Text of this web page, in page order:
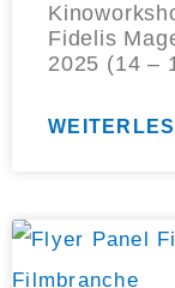
Fidelis
2025 (14 –